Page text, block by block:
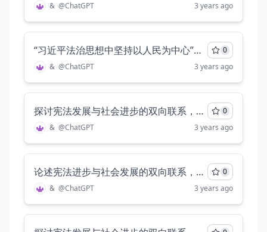
& @ChatGPT 3 years ago
“习近平法治思想中坚持以人民为中心”这一理念的发展由来
0
& @ChatGPT 3 years ago
探讨宪法发展与社会进步的双向联系，具体说明他们是怎么互相影响的，至少三千字。
0
& @ChatGPT 3 years ago
论述宪法进步与社会发展的双向联系，它们是如何相互影响的。至少三千字
0
& @ChatGPT 3 years ago